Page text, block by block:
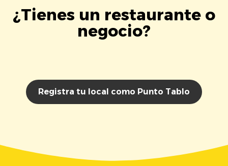
¿Tienes un restaurante o
negocio?
Registra tu local como Punto Tablo